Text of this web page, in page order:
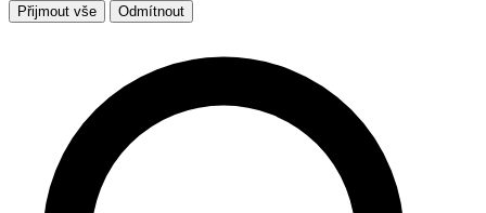
Přijmout vše Odmítnout